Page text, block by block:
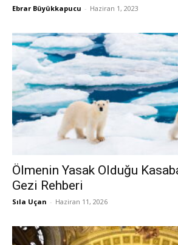
Ebrar Büyükkapucu - Haziran 1, 2023
Ölmenin Yasak Olduğu
Gezi Rehberi
Sıla Uçan - Haziran 11, 2026